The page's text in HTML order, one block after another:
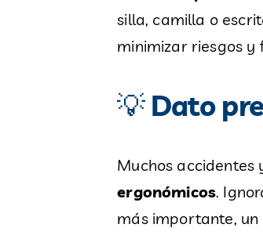
silla, camilla o
minimizar riesgos
💡 Dato
Muchos accidentes
ergonómicos.
más importante, un